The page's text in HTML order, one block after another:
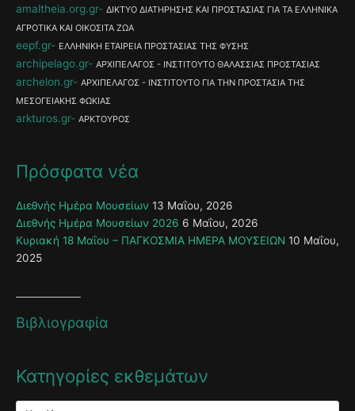
amaltheia.org.gr
ΔΙΚΤΥΟ ΔΙΑΤΗΡΗΣΗΣ ΚΑΙ ΠΡΟΣΤΑΣΙΑΣ ΓΙΑ ΤΑ ΕΛΛΗΝΙΚΑ
ΑΓΡΟΤΙΚΑ ΚΑΙ ΟΙΚΟΣΙΤΑ ΖΩΑ
eepf.gr ΕΛΛΗΝΙΚΗ ΕΤΑΙΡΕΙΑ ΠΡΟΣΤΑΣΙΑΣ ΤΗΣ ΦΥΣΗΣ
archipelago.gr ΑΡΧΙΠΕΛΑΓΟΣ - ΙΝΣΤΙΤΟΥΤΟ ΘΑΛΑΣΣΙΑΣ ΠΡΟΣΤΑΣΙΑΣ
archelon.gr
ΑΡΧΙΠΕΛΑΓΟΣ - ΙΝΣΤΙΤΟΥΤΟ ΓΙΑ ΤΗΝ ΠΡΟΣΤΑΣΙΑ ΤΗΣ
ΜΕΣΟΓΕΙΑΚΗΣ ΦΩΚΙΑΣ
arkturos.gr ΑΡΚΤΟΥΡΟΣ
Πρόσφατα νέα
Διεθνής Ημέρα Μουσείων 13 Μαΐου, 2026
Διεθνής Ημέρα Μουσείων 2026 6 Μαΐου, 2026
Κυριακή 18 Μαΐου – ΠΑΓΚΟΣΜΙΑ ΗΜΕΡΑ ΜΟΥΣΕΙΩΝ 10 Μαΐου,
2025
Βιβλιογραφία
Κατηγορίες εκθεμάτων